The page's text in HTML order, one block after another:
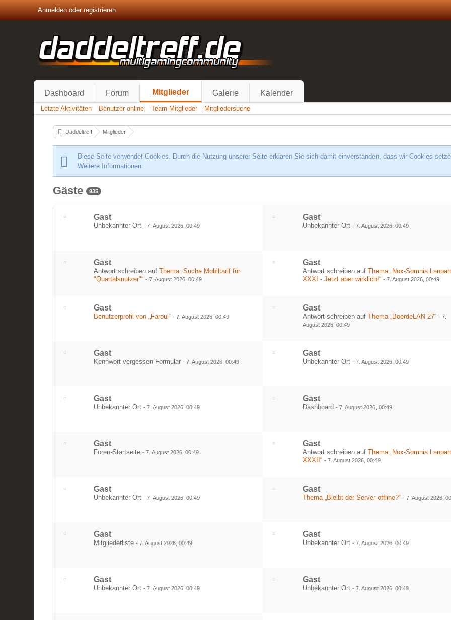
Anmelden oder registrieren
Dashboard Forum Mitglieder Galerie Kalender
Letzte Aktivitäten Benutzer online Team-Mitglieder Mitgliedersuche
Daddeltreff Mitglieder
Diese Seite verwendet Cookies. Durch die Nutzung unserer Seite erklären Sie sich damit einverstanden, dass wir Cookies
Weitere Informationen
Gäste 935
Gast
Unbekannter Ort-7. August 2026, 00:49
Gast
Unbekannter Ort-7. August 2026, 00:49
Gast
Antwort schreiben aufThema „Suche Mobiltarif für
"Quartalsnutzer"“ -7. August 2026, 00:49
Gast
Antwort schreiben aufThema „Nox-Somnia
XXXI - Jetzt aber wirklich!“ -7. August 2026, 00:49
Gast
Benutzerprofil von „Faroul“ -7. August 2026, 00:49
Gast
Antwort schreiben aufThema „BoerdeLAN 27“ -7.
August 2026, 00:49
Gast
Kennwort vergessen-Formular-7. August 2026, 00:49
Gast
Unbekannter Ort-7. August 2026, 00:49
Gast
Unbekannter Ort-7. August 2026, 00:49
Gast
Dashboard-7. August 2026, 00:49
Gast
Foren-Startseite-7. August 2026, 00:49
Gast
Antwort schreiben aufThema „Nox-Somnia
XXXII“ -7. August 2026, 00:49
Gast
Unbekannter Ort-7. August 2026, 00:49
Gast
Thema „Bleibt der Server offline?“ -7. August 2026,
Gast
Mitgliederliste-7. August 2026, 00:49
Gast
Unbekannter Ort-7. August 2026, 00:49
Gast
Unbekannter Ort-7. August 2026, 00:49
Gast
Unbekannter Ort-7. August 2026, 00:49